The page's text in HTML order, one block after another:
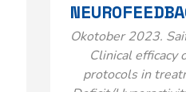
Okotober 2023.
Clinical efficacy
protocols in